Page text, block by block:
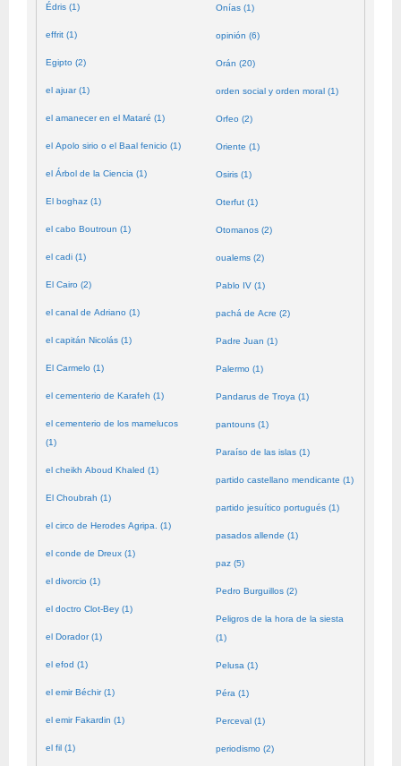
Édris (1)
effrit (1)
Egipto (2)
el ajuar (1)
el amanecer en el Mataré (1)
el Apolo sirio o el Baal fenicio (1)
el Árbol de la Ciencia (1)
El boghaz (1)
el cabo Boutroun (1)
el cadi (1)
El Cairo (2)
el canal de Adriano (1)
el capitán Nicolás (1)
El Carmelo (1)
el cementerio de Karafeh (1)
el cementerio de los mamelucos
(1)
el cheikh Aboud Khaled (1)
El Choubrah (1)
el circo de Herodes Agripa. (1)
el conde de Dreux (1)
el divorcio (1)
el doctro Clot-Bey (1)
el Dorador (1)
el efod (1)
el emir Béchir (1)
el emir Fakardin (1)
el fil (1)
Onías (1)
opinión (6)
Orán (20)
orden social y orden moral (1)
Orfeo (2)
Oriente (1)
Osiris (1)
Oterfut (1)
Otomanos (2)
oualems (2)
Pablo IV (1)
pachá de Acre (2)
Padre Juan (1)
Palermo (1)
Pandarus de Troya (1)
pantouns (1)
Paraíso de las islas (1)
partido castellano mendicante (1)
partido jesuítico portugués (1)
pasados allende (1)
paz (5)
Pedro Burguillos (2)
Peligros de la hora de la siesta
(1)
Pelusa (1)
Péra (1)
Perceval (1)
periodismo (2)